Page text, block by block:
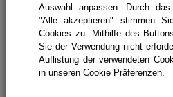
Gert Fröbes besonderer
1945: Er war als Sanitäter mit
„Seeburg“ einquartiert, also in
später erwarb und renovierte.
begraben.
Auswahl anpassen. Durch
"Alle akzeptieren" stimmen
Cookies zu. Mithilfe des
Sie der Verwendung nicht
Auflistung der verwendeten
in unseren Cookie Präferenzen.